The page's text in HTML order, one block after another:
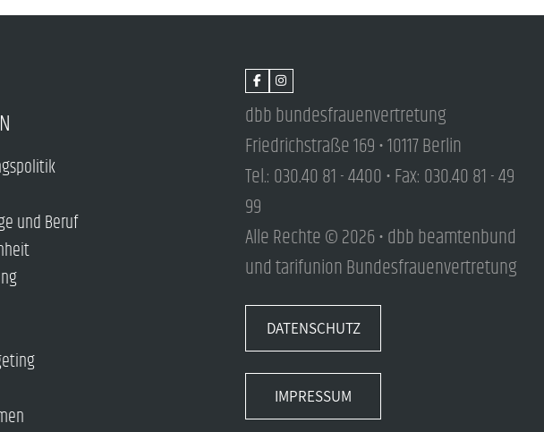
und Beruf
dbb bundesfrauenvertretung
Friedrichstraße 169 • 10117 Berlin
Tel.: 030.40 81 - 4400 • Fax: 030.40 81 - 49
99
Alle Rechte © 2026 • dbb beamtenbund
und tarifunion Bundesfrauenvertretung
DATENSCHUTZ
IMPRESSUM